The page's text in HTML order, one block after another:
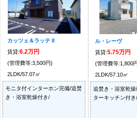
カッツェ＆ラッテ II
賃貸:6.2万円
(管理費等:3,500円)
2LDK/57.07㎡
モニタ付インターホン完備/追焚
き・浴室乾燥付き/
ル・レーヴ
賃貸:5.75万円
(管理費等:1,800
2LDK/57.10㎡
追焚き・浴室乾
ターキッチン付き/